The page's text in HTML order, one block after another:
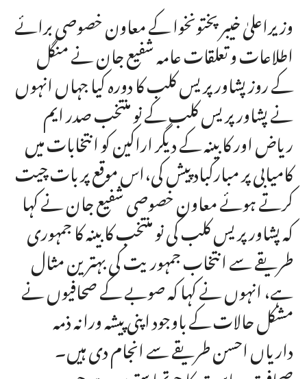
وزیراعلیٰ خیبرپختونخوا کے معاون خصوصی برائے
اطلاعات و تعلقات عامہ شفیع جان نے منگل
کے روز پشاور پریس کلب کا دورہ کیا جہاں انہوں
نے پشاور پریس کلب کے نو منتخب صدر ایم
ریاض اور کابینہ کے دیگر اراکین کو انتخابات میں
کامیابی پر مبارکباد پیش کی،اس موقع پر بات چیت
کرتے ہوئے معاون خصوصی شفیع جان نے کہا
کہ پشاور پریس کلب کی نو منتخب کابینہ کا جمہوری
طریقے سے انتخاب جمہوریت کی بہترین مثال
ہے، انہوں نے کہا کہ صوبے کے صحافیوں نے
مشکل حالات کے باوجود اپنی پیشہ ورانہ ذمہ
داریاں احسن طریقے سے انجام دی ہیں۔